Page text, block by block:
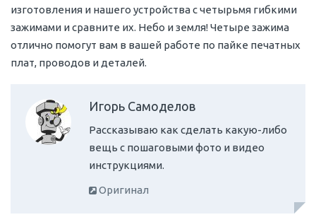
изготовления и нашего устройства с четырьмя гибкими
зажимами и сравните их. Небо и земля! Четыре зажима
отлично помогут вам в вашей работе по пайке печатных
плат, проводов и деталей.
Игорь Самоделов
Рассказываю как сделать какую-либо
вещь с пошаговыми фото и видео
инструкциями.
Оригинал